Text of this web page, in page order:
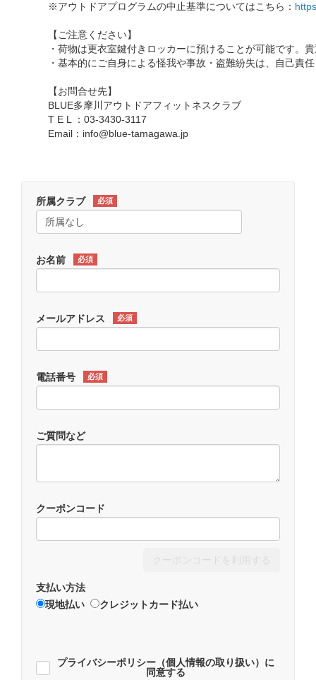
※アウトドアプログラムの中止基準についてはこちら：
【ご注意ください】
・荷物は更衣室鍵付きロッカーに預けることが可能です。
・基本的にご自身による怪我や事故・盗難紛失は、自己責
【お問合せ先】
BLUE多摩川アウトドアフィットネスクラブ
T E L ：03-3430-3117
Email：info@blue-tamagawa.jp
所属クラブ 必須
お名前 必須
メールアドレス 必須
電話番号 必須
ご質問など
クーポンコード
支払い方法
現地払い
クレジットカード払い
プライバシーポリシー（個人情報の取り扱い）に
同意する